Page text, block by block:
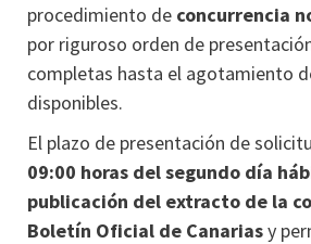
procedimiento de concurrencia
por riguroso orden de
completas hasta el agotamiento
disponibles.
El plazo de presentación de
09:00 horas del segundo día
publicación del extracto de la
Boletín Oficial de Canariasy